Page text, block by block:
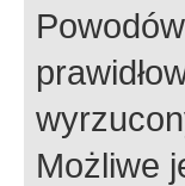
Możliwe